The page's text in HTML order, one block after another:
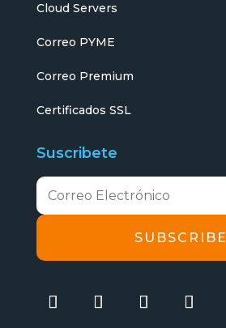
Cloud Servers
Correo PYME
Correo Premium
Certificados SSL
Suscribete
SUBSCRIBE